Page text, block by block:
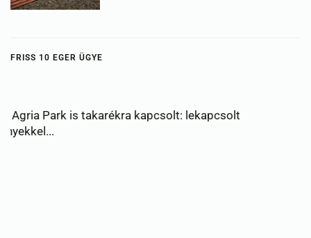
FRISS 10 EGER ÜGYE